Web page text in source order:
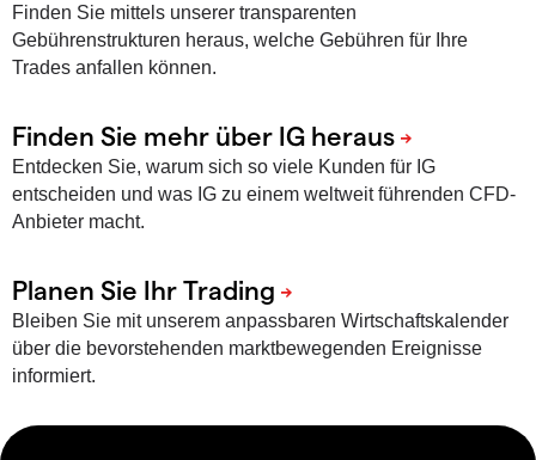
Finden Sie mittels unserer transparenten
Gebührenstrukturen heraus, welche Gebühren für Ihre
Trades anfallen können.
Entdecken Sie, warum sich so viele Kunden für IG
entscheiden und was IG zu einem weltweit führenden CFD-
Anbieter macht.
Bleiben Sie mit unserem anpassbaren Wirtschaftskalender
über die bevorstehenden marktbewegenden Ereignisse
informiert.